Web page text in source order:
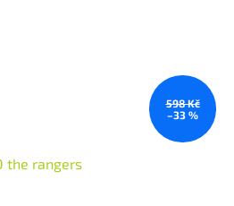
598 Kč
–33 %
the rangers